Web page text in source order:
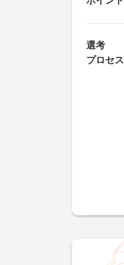
選考
プロセス